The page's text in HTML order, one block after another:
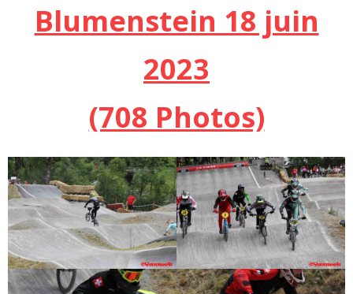
Blumenstein 18 juin
2023
(708 Photos)